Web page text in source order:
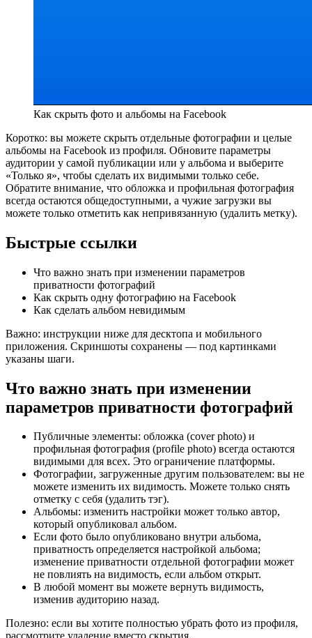
Как скрыть фото и альбомы на Facebook
Коротко: вы можете скрыть отдельные фотографии и целые
альбомы на Facebook из профиля. Обновите параметры
аудитории у самой публикации или у альбома и выберите
«Только я», чтобы сделать их видимыми только себе.
Обратите внимание, что обложка и профильная фотография
всегда остаются общедоступными, а чужие загрузки вы
можете только отметить как непривязанную (удалить метку).
Быстрые ссылки
Что важно знать при изменении параметров
приватности фотографий
Как скрыть одну фотографию на Facebook
Как сделать альбом невидимым
Важно: инструкции ниже для десктопа и мобильного
приложения. Скриншоты сохранены — под картинками
указаны шаги.
Что важно знать при изменении
параметров приватности фотографий
Публичные элементы: обложка (cover photo) и
профильная фотография (profile photo) всегда остаются
видимыми для всех. Это ограничение платформы.
Фотографии, загруженные другим пользователем: вы не
можете изменить их видимость. Можете только снять
отметку с себя (удалить тэг).
Альбомы: изменить настройки может только автор,
который опубликовал альбом.
Если фото было опубликовано внутри альбома,
приватность определяется настройкой альбома;
изменение приватности отдельной фотографии может
не повлиять на видимость, если альбом открыт.
В любой момент вы можете вернуть видимость,
изменив аудиторию назад.
Полезно: если вы хотите полностью убрать фото из профиля,